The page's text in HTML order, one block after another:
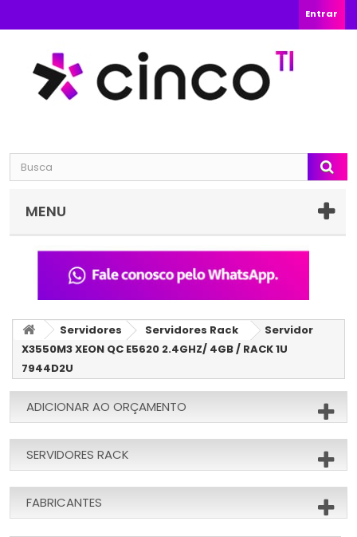
Entrar
MENU
Servidores Servidores Rack
Servidor
X3550M3 XEON QC E5620 2.4GHZ/ 4GB / RACK 1U
7944D2U
ADICIONAR AO ORÇAMENTO
SERVIDORES RACK
FABRICANTES